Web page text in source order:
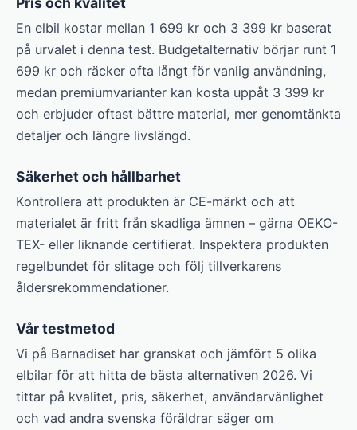
En elbil kostar mellan 1 699 kr och 3 399 kr baserat
på urvalet i denna test. Budgetalternativ börjar runt 1
699 kr och räcker ofta långt för vanlig användning,
medan premiumvarianter kan kosta uppåt 3 399 kr
och erbjuder oftast bättre material, mer genomtänkta
detaljer och längre livslängd.
Säkerhet och hållbarhet
Kontrollera att produkten är CE-märkt och att
materialet är fritt från skadliga ämnen – gärna OEKO-
TEX- eller liknande certifierat. Inspektera produkten
regelbundet för slitage och följ tillverkarens
åldersrekommendationer.
Vår testmetod
Vi på Barnadiset har granskat och jämfört 5 olika
elbilar för att hitta de bästa alternativen 2026. Vi
tittar på kvalitet, pris, säkerhet, användarvänlighet
och vad andra svenska föräldrar säger om